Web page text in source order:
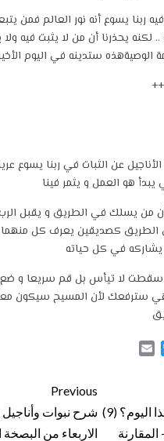
ربنا يسوع أنه نور العالم فمن
يحذرنا أن من لا يثبت فيه
ستدينه في اليوم
الأناجيل عن الثبات في ربنا يسوع
يبدأ هو العمل و يثمر فينا
من يسلك في الطريق و يقبل
الطريق كصديقين يعرف كل منهما
في كل حياته
سقطت لا تيأس بل قم سريعا و
فهي سترفعك لأن المسيح سيكون
Twitter
Previous
شرح نبوات وأناجيل
الاربعاء من
ماذا تعلمت في هذا اليوم؟ (9)